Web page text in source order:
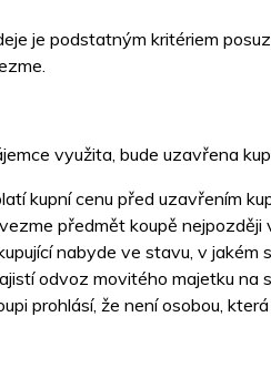
je podstatným kritériem
využita, bude uzavřena
kupní cenu před uzavřením
předmět koupě
nabyde ve stavu, v jakém
odvoz movitého majetku na
prohlásí, že není osobou,